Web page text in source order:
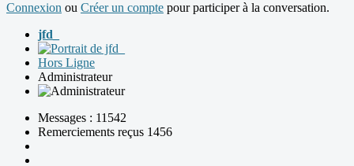
Connexion ou Créer un compte pour participer à la conversation.
jfd_
Hors Ligne
Administrateur
Messages : 11542
Remerciements reçus 1456